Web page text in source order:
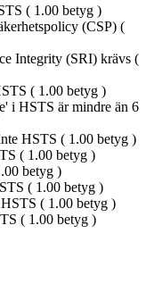
( 1.00 betyg )
(CSP) (
Integrity (SRI) krävs (
( 1.00 betyg )
i HSTS är mindre än 6
HSTS ( 1.00 betyg )
( 1.00 betyg )
betyg )
( 1.00 betyg )
( 1.00 betyg )
( 1.00 betyg )